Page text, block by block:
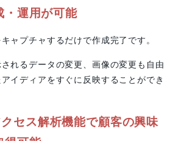
・運用が可能
ャプチャするだけで作成完了です。
れるデータの変更、画像の変更も自由
イディアをすぐに反映することができ
セス解析機能で顧客の興味